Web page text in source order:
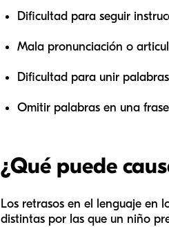
Dificultad para seguir
Mala pronunciación o
Dificultad para unir
Omitir palabras en una
¿Qué puede
Los retrasos en el lenguaje en
distintas por las que un niño